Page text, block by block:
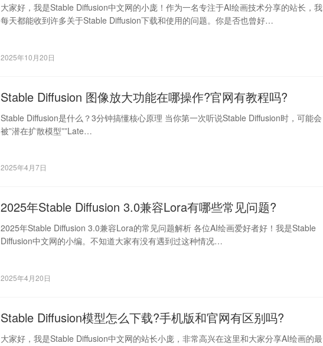
大家好，我是Stable Diffusion中文网的小庞！作为一名专注于AI绘画技术分享的站长，我
每天都能收到许多关于Stable Diffusion下载和使用的问题。你是否也曾好…
2025年10月20日
Stable Diffusion 图像放大功能在哪操作?官网有教程吗?
Stable Diffusion是什么？3分钟搞懂核心原理 当你第一次听说Stable Diffusion时，可能会
被”潜在扩散模型””Late…
2025年4月7日
2025年Stable Diffusion 3.0兼容Lora有哪些常见问题?
2025年Stable Diffusion 3.0兼容Lora的常见问题解析 各位AI绘画爱好者好！我是Stable
Diffusion中文网的小编。不知道大家有没有遇到过这种情况…
2025年4月20日
Stable Diffusion模型怎么下载?手机版和官网有区别吗?
大家好，我是Stable Diffusion中文网的站长小庞，非常高兴在这里和大家分享AI绘画的最